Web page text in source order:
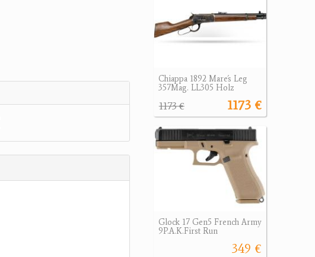
Chiappa 1892 Mare´s Leg
357Mag. LL305 Holz
1173 €
1173 €
Glock 17 Gen5 French Army
9P.A.K.First Run
349 €